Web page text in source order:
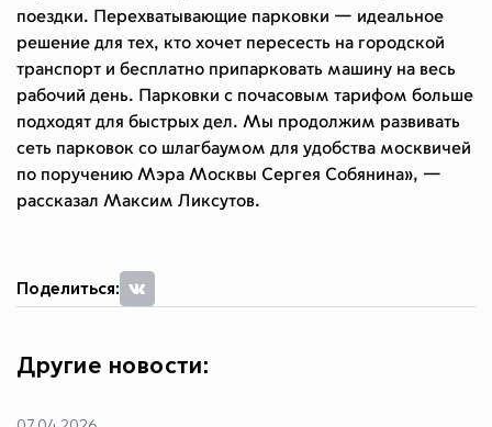
поездки. Перехватывающие парковки — идеальное
решение для тех, кто хочет пересесть на городской
транспорт и бесплатно припарковать машину на весь
рабочий день. Парковки с почасовым тарифом больше
подходят для быстрых дел. Мы продолжим развивать
сеть парковок со шлагбаумом для удобства москвичей
по поручению Мэра Москвы Сергея Собянина», —
рассказал Максим Ликсутов.
Поделиться:
Другие новости: